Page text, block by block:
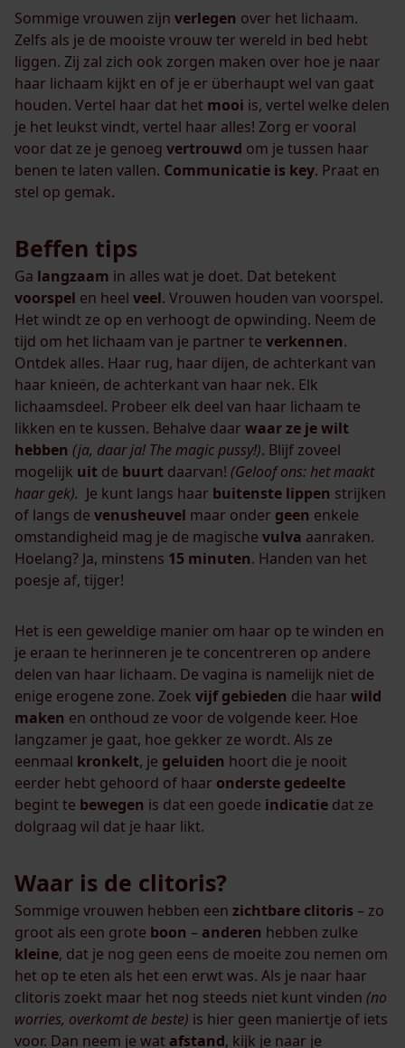
Sommige vrouwen zijn verlegen over het lichaam.
Zelfs als je de mooiste vrouw ter wereld in bed hebt
liggen. Zij zal zich ook zorgen maken over hoe je naar
haar lichaam kijkt en of je er überhaupt wel van gaat
houden. Vertel haar dat het mooi is, vertel welke delen
je het leukst vindt, vertel haar alles! Zorg er vooral
voor dat ze je genoeg vertrouwd om je tussen haar
benen te laten vallen. Communicatie is key. Praat en
stel op gemak.
Beffen tips
Ga langzaam in alles wat je doet. Dat betekent
voorspel en heel veel. Vrouwen houden van voorspel.
Het windt ze op en verhoogt de opwinding. Neem de
tijd om het lichaam van je partner te verkennen.
Ontdek alles. Haar rug, haar dijen, de achterkant van
haar knieën, de achterkant van haar nek. Elk
lichaamsdeel. Probeer elk deel van haar lichaam te
likken en te kussen. Behalve daar waarze je wilt
hebben (ja, daar ja! The magic pussy!). Blijf zoveel
mogelijk uit de buurt daarvan! (Geloof ons: het maakt
haar gek). Je kunt langs haar buitenste lippen strijken
of langs de venusheuvel maar onder geen enkele
omstandigheid mag je de magische vulva aanraken.
Hoelang? Ja, minstens 15 minuten. Handen van het
poesje af, tijger!
Het is een geweldige manier om haar op te winden en
je eraan te herinneren je te concentreren op andere
delen van haar lichaam. De vagina is namelijk niet de
enige erogene zone. Zoek vijf gebieden die haar wild
maken en onthoud ze voor de volgende keer. Hoe
langzamer je gaat, hoe gekker ze wordt. Als ze
eenmaal kronkelt, je geluiden hoort die je nooit
eerder hebt gehoord of haar onderste gedeelte
begint te bewegen is dat een goede indicatie dat ze
dolgraag wil dat je haar likt.
Waar is de clitoris?
Sommige vrouwen hebben een zichtbare clitoris – zo
groot als een grote boon – anderen hebben zulke
kleine, dat je nog geen eens de moeite zou nemen om
het op te eten als het een erwt was. Als je naar haar
clitoris zoekt maar het nog steeds niet kunt vinden (no
worries, overkomt de beste) is hier geen maniertje of iets
voor. Dan neem je wat afstand, kijk je naar je